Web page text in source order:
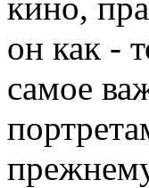
он как -
самое